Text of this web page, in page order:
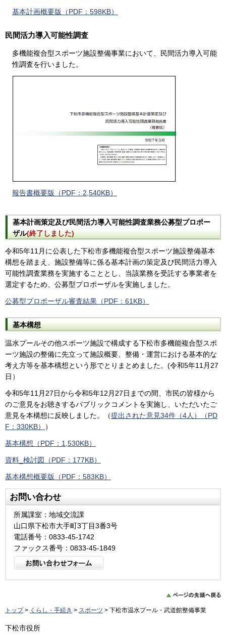
基本計画概要版（PDF：598KB）
民間活力導入可能性調査
多機能複合型スポーツ施設整備事業において、民間活力導入可能
性調査を行いました。
報告書概要版 （PDF：2,540KB）
基本計画策定及び民間活力導入可能性調査業務公募型プロポー
ザル(終了しました)
令和5年11月に公表した下松市多機能複合型スポーツ施設整備基本
構想を踏まえ、施設整備等に係る基本計画の策定及び民間活力導入
可能性調査業務を実施することとし、当該業務を受託する事業者を
選定するため、公募型プロポーザルを実施しました。
公募型プロポーザル審査結果（PDF：61KB）
基本構想
温水プールその他スポーツ施設で構成する下松市多機能複合型スポ
ーツ施設の整備に先立って施設概要、整備・運営における基本的な
考え方等を基本構想という形でとりまとめました。(令和5年11月27
日）
令和5年11月27日から令和5年12月27日までの間、市民の皆様から
のご意見をお聴きするパブリックコメントを実施し、いただいたご
意見を本構想に反映しました。（提出された意見34件（4人）（PD
F：330KB）
）
基本構想（PDF：1,530KB）
資料_検討図（PDF：177KB）
基本構想概要版（PDF：583KB）
お問い合わせ
所属課室：地域交流課
山口県下松市大手町3丁目3番3号
電話番号：0833-45-1742
ファックス番号：0833-45-1849
トップ> くらし・手続き > スポーツ > 下松市温水プール・武道館整備事業
下松市役所